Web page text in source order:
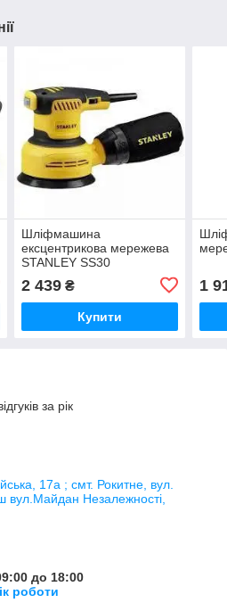
Шліфмашина
ексцентрикова мережева
STANLEY SS30
2 439₴
Купити
1
за рік
17а ; смт. Рокитне, вул.
Незалежності,
до 18:00
роботи